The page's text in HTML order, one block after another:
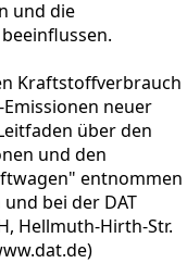
und die
beeinflussen.
Kraftstoffverbrauch
neuer
über den
und den
entnommen
bei der DAT
Hellmuth-Hirth-Str.